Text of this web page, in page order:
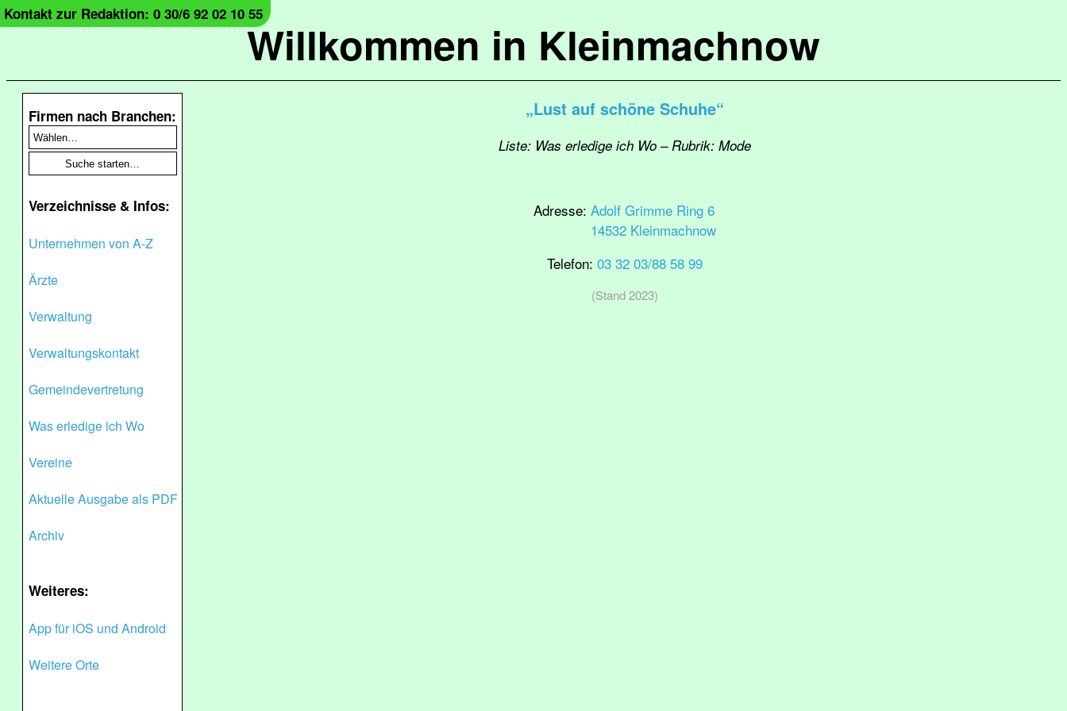
Willkommen in Kleinmachnow
Kontakt zur Redaktion: 0 30/6 92 02 10 55
Firmen nach Branchen:
Verzeichnisse & Infos:
Unternehmen von A-Z
Ärzte
Verwaltung
Verwaltungskontakt
Gemeindevertretung
Was erledige ich Wo
Vereine
Aktuelle Ausgabe als PDF
Archiv
Weiteres:
App für iOS und Android
Weitere Orte
„Lust auf schöne Schuhe“
Liste: Was erledige ich Wo – Rubrik: Mode
Adresse: Adolf Grimme Ring 6
14532 Kleinmachnow
Telefon: 03 32 03/88 58 99
(Stand 2023)